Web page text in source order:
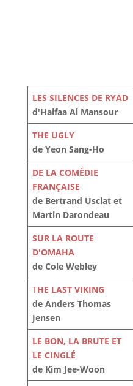
LES SILENCES DE RYAD
d'Haifaa Al Mansour
THE UGLY
de Yeon Sang-Ho
DE LA COMÉDIE
FRANÇAISE
de Bertrand Usclat et
Martin Darondeau
SUR LA ROUTE
D'OMAHA
de Cole Webley
THE LAST VIKING
de Anders Thomas
Jensen
LE BON, LA BRUTE ET
LE CINGLÉ
de Kim Jee-Woon